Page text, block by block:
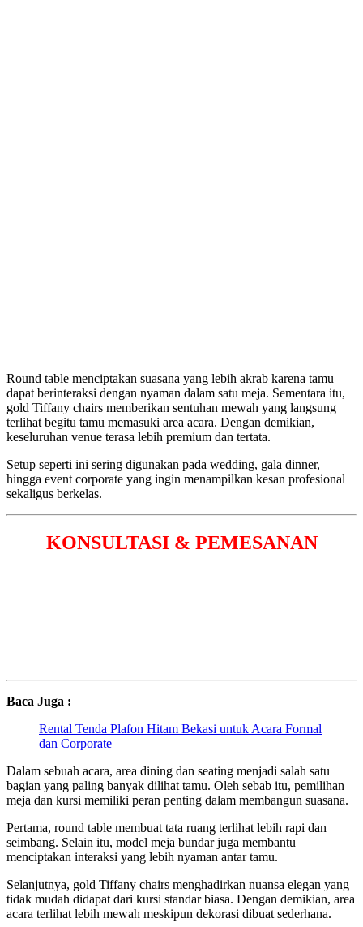
Round table menciptakan suasana yang lebih akrab karena tamu
dapat berinteraksi dengan nyaman dalam satu meja. Sementara itu,
gold Tiffany chairs memberikan sentuhan mewah yang langsung
terlihat begitu tamu memasuki area acara. Dengan demikian,
keseluruhan venue terasa lebih premium dan tertata.
Setup seperti ini sering digunakan pada wedding, gala dinner,
hingga event corporate yang ingin menampilkan kesan profesional
sekaligus berkelas.
KONSULTASI & PEMESANAN
Baca Juga :
Rental Tenda Plafon Hitam Bekasi untuk Acara Formal
dan Corporate
Dalam sebuah acara, area dining dan seating menjadi salah satu
bagian yang paling banyak dilihat tamu. Oleh sebab itu, pemilihan
meja dan kursi memiliki peran penting dalam membangun suasana.
Pertama, round table membuat tata ruang terlihat lebih rapi dan
seimbang. Selain itu, model meja bundar juga membantu
menciptakan interaksi yang lebih nyaman antar tamu.
Selanjutnya, gold Tiffany chairs menghadirkan nuansa elegan yang
tidak mudah didapat dari kursi standar biasa. Dengan demikian, area
acara terlihat lebih mewah meskipun dekorasi dibuat sederhana.